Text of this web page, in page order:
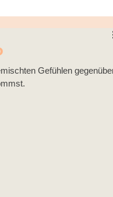
Gefühlen